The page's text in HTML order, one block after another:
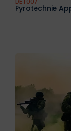
Pyrotechnie